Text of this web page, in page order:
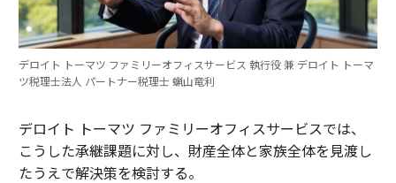
デロイト トーマツ ファミリーオフィスサービス 執行役 兼 デロイト トーマ
ツ税理士法人 パートナー税理士 蝋山竜利
デロイト トーマツ ファミリーオフィスサービスでは、
こうした承継課題に対し、財産全体と家族全体を見渡し
たうえで解決策を検討する。